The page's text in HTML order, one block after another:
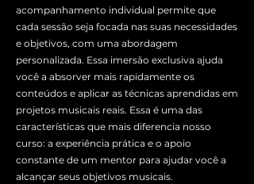
acompanhamento individual permite que
cada sessão seja focada nas suas necessidades
e objetivos, com uma abordagem
personalizada. Essa imersão exclusiva ajuda
você a absorver mais rapidamente os
conteúdos e aplicar as técnicas aprendidas em
projetos musicais reais. Essa é uma das
características que mais diferencia nosso
curso: a experiência prática e o apoio
constante de um mentor para ajudar você a
alcançar seus objetivos musicais.